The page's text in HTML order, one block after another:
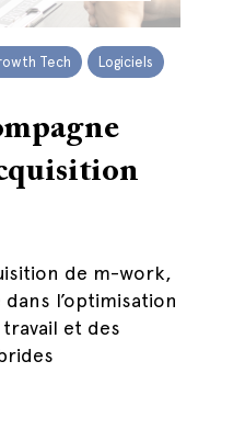
Tech Logiciels
de m-work,
l’optimisation
et des